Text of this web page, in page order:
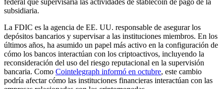
subsidiaria.
La FDIC es la agencia de EE. UU. responsable de asegurar los
depósitos bancarios y supervisar a las instituciones miembros. En los
últimos años, ha asumido un papel más activo en la configuración de
cómo los bancos interactúan con los criptoactivos, incluyendo la
reconsideración del uso del riesgo reputacional en la supervisión
bancaria. Como Cointelegraph informó en octubre, este cambio
podría afectar cómo las instituciones financieras interactúan con las